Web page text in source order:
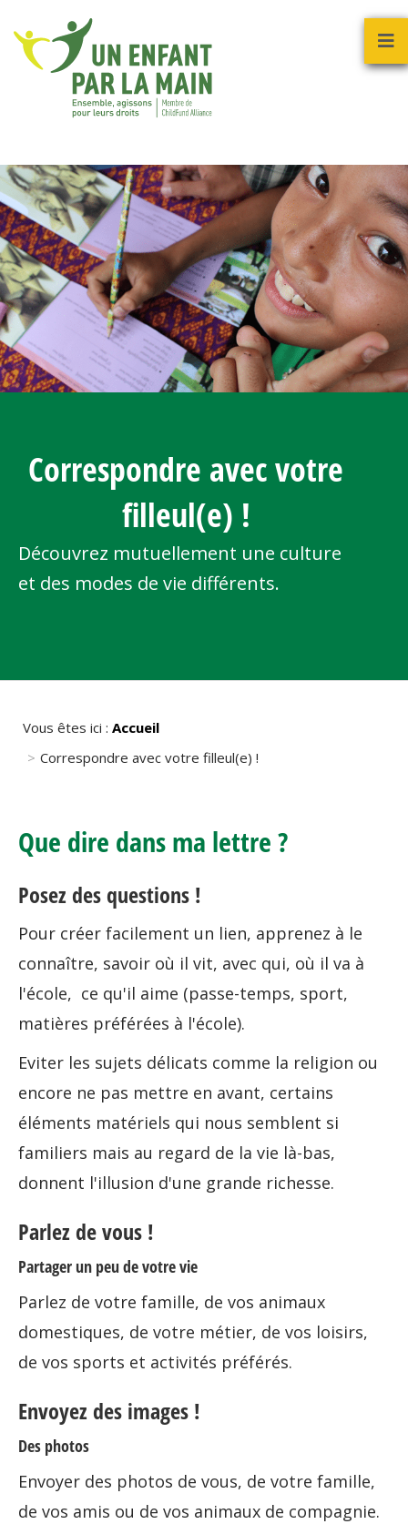
Correspondre avec votre
filleul(e) !
Découvrez mutuellement une culture
et des modes de vie différents.
Vous êtes ici : Accueil
Correspondre avec votre filleul(e) !
Que dire dans ma lettre ?
Posez des questions !
Pour créer facilement un lien, apprenez à le
connaître, savoir où il vit, avec qui, où il va à
l'école, ce qu'il aime (passe-temps, sport,
matières préférées à l'école).
Eviter les sujets délicats comme la religion ou
encore ne pas mettre en avant, certains
éléments matériels qui nous semblent si
familiers mais au regard de la vie là-bas,
donnent l'illusion d'une grande richesse.
Parlez de vous !
Partager un peu de votre vie
Parlez de votre famille, de vos animaux
domestiques, de votre métier, de vos loisirs,
de vos sports et activités préférés.
Envoyez des images !
Des photos
Envoyer des photos de vous, de votre famille,
de vos amis ou de vos animaux de compagnie.